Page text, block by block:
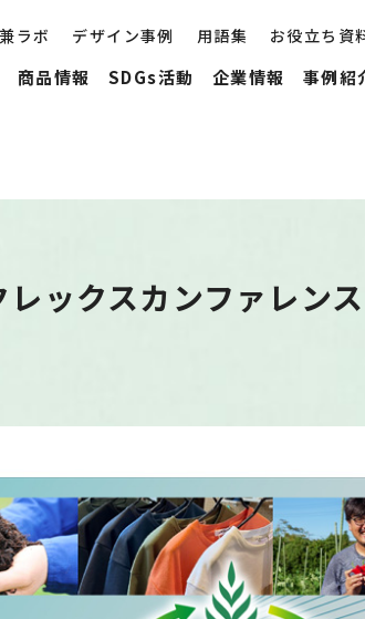
ラボ デザイン事例 用語集 お役立ち資
商品情報 SDGs活動 企業情報 事例紹
ックスカンファレンス